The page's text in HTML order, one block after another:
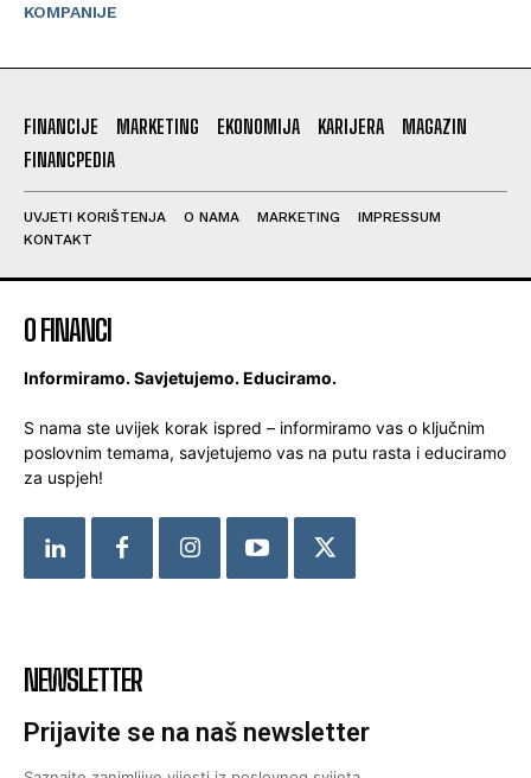
KOMPANIJE
FINANCIJE MARKETING EKONOMIJA KARIJERA
MAGAZIN
FINANCPEDIA
UVJETI KORIŠTENJA O NAMA MARKETING
IMPRESSUM
KONTAKT
O FINANCI
Informiramo. Savjetujemo. Educiramo.
S nama ste uvijek korak ispred – informiramo vas o ključnim
poslovnim temama, savjetujemo vas na putu rasta i educiramo
za uspjeh!
NEWSLETTER
Prijavite se na naš newsletter